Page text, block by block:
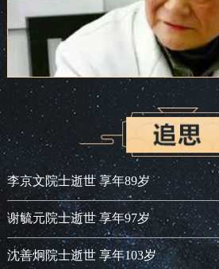
李京文院士逝世 享年89岁
谢毓元院士逝世 享年97岁
沈善炯院士逝世 享年103岁